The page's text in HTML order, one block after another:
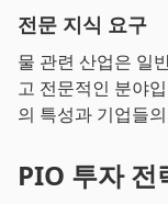
전문 지식 요구
물 관련 산업은 일
고 전문적인 분야
의 특성과 기업들
PIO 투자 전